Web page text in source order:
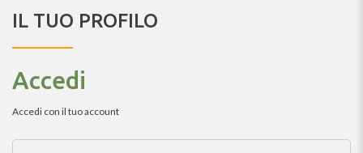
IL TUO PROFILO
Accedi
Accedi con il tuo account